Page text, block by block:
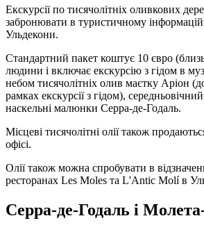
Екскурсії по тисячолітніх оливкових
забронювати в туристичному
Ульдекони.
Стандартний пакет коштує 10 євро
людини і включає екскурсію з гідом в
небом тисячолітніх олив маєтку Аріон
рамках екскурсії з гідом),
наскельні малюнки Серра-де-Годаль.
Місцеві тисячолітні олії також
офісі.
Олії також можна спробувати в
ресторанах Les Moles та L'Antic Molí в
Серра-де-Годаль і